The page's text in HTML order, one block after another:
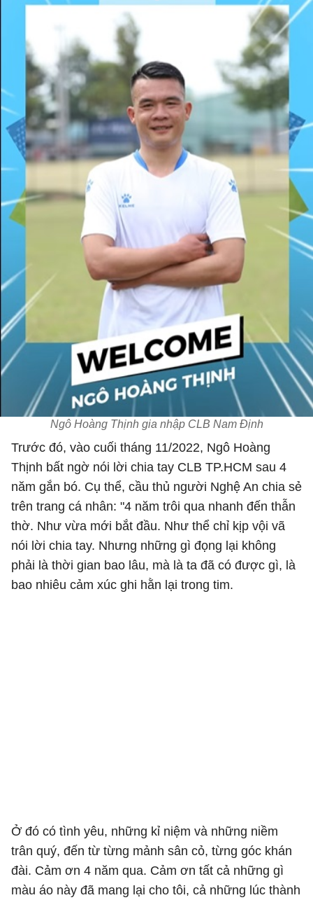
Ngô Hoàng Thịnh gia nhập CLB Nam Định
Trước đó, vào cuối tháng 11/2022, Ngô Hoàng
Thịnh bất ngờ nói lời chia tay CLB TP.HCM sau 4
năm gắn bó. Cụ thể, cầu thủ người Nghệ An chia sẻ
trên trang cá nhân: "4 năm trôi qua nhanh đến thẫn
thờ. Như vừa mới bắt đầu. Như thể chỉ kịp vội vã
nói lời chia tay. Nhưng những gì đọng lại không
phải là thời gian bao lâu, mà là ta đã có được gì, là
bao nhiêu cảm xúc ghi hằn lại trong tim.
Ở đó có tình yêu, những kỉ niệm và những niềm
trân quý, đến từ từng mảnh sân cỏ, từng góc khán
đài. Cảm ơn 4 năm qua. Cảm ơn tất cả những gì
màu áo này đã mang lại cho tôi, cả những lúc thành